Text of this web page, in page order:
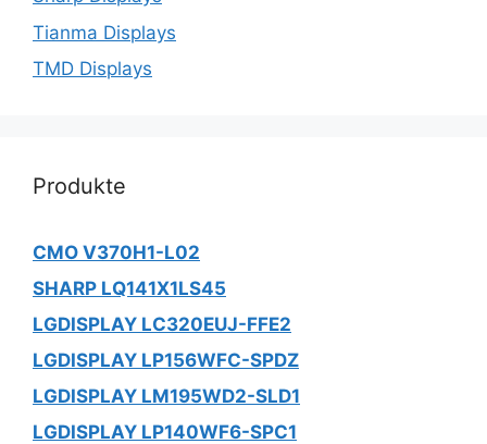
Tianma Displays
TMD Displays
Produkte
CMO V370H1-L02
SHARP LQ141X1LS45
LGDISPLAY LC320EUJ-FFE2
LGDISPLAY LP156WFC-SPDZ
LGDISPLAY LM195WD2-SLD1
LGDISPLAY LP140WF6-SPC1